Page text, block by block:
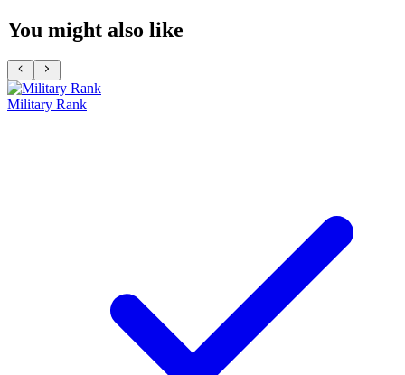
You might also like
Military Rank